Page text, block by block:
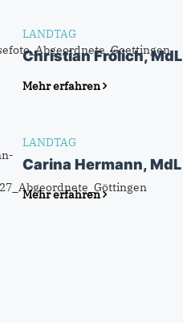
LANDTAG
Christian Frölich, MdL
Mehr erfahren
LANDTAG
Carina Hermann, MdL
Mehr erfahren